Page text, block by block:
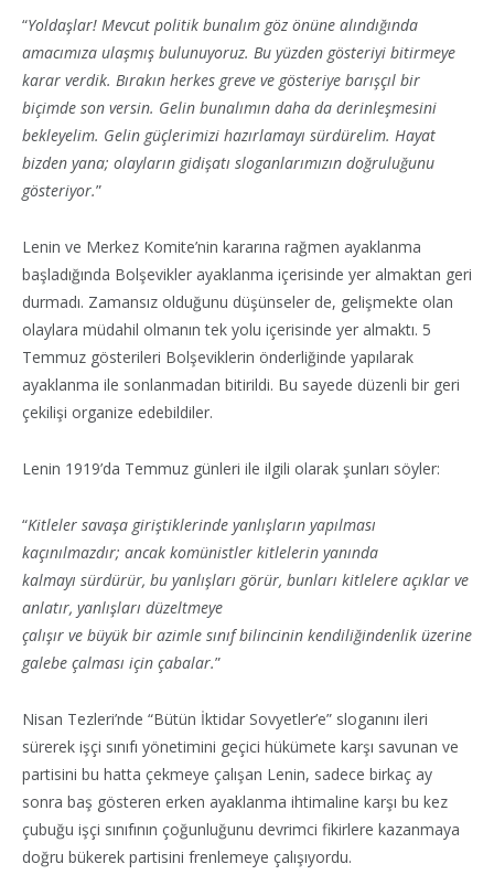
“Yoldaşlar! Mevcut politik bunalım göz önüne alındığında
amacımıza ulaşmış bulunuyoruz. Bu yüzden gösteriyi bitirmeye
karar verdik. Bırakın herkes greve ve gösteriye barışçıl bir
biçimde son versin. Gelin bunalımın daha da derinleşmesini
bekleyelim. Gelin güçlerimizi hazırlamayı sürdürelim. Hayat
bizden yana; olayların gidişatı sloganlarımızın doğruluğunu
gösteriyor.”
Lenin ve Merkez Komite’nin kararına rağmen ayaklanma
başladığında Bolşevikler ayaklanma içerisinde yer almaktan geri
durmadı. Zamansız olduğunu düşünseler de, gelişmekte olan
olaylara müdahil olmanın tek yolu içerisinde yer almaktı. 5
Temmuz gösterileri Bolşeviklerin önderliğinde yapılarak
ayaklanma ile sonlanmadan bitirildi. Bu sayede düzenli bir geri
çekilişi organize edebildiler.
Lenin 1919’da Temmuz günleri ile ilgili olarak şunları söyler:
“Kitleler savaşa giriştiklerinde yanlışların yapılması
kaçınılmazdır; ancak komünistler kitlelerin yanında
kalmayı sürdürür, bu yanlışları görür, bunları kitlelere açıklar ve
anlatır, yanlışları düzeltmeye
çalışır ve büyük bir azimle sınıf bilincinin kendiliğindenlik üzerine
galebe çalması için çabalar.”
Nisan Tezleri’nde “Bütün İktidar Sovyetler’e” sloganını ileri
sürerek işçi sınıfı yönetimini geçici hükümete karşı savunan ve
partisini bu hatta çekmeye çalışan Lenin, sadece birkaç ay
sonra baş gösteren erken ayaklanma ihtimaline karşı bu kez
çubuğu işçi sınıfının çoğunluğunu devrimci fikirlere kazanmaya
doğru bükerek partisini frenlemeye çalışıyordu.